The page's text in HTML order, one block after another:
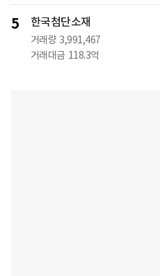
5 한국첨단소재
거래량 3,991,467
거래대금 118.3억